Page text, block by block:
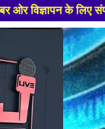
करे +91